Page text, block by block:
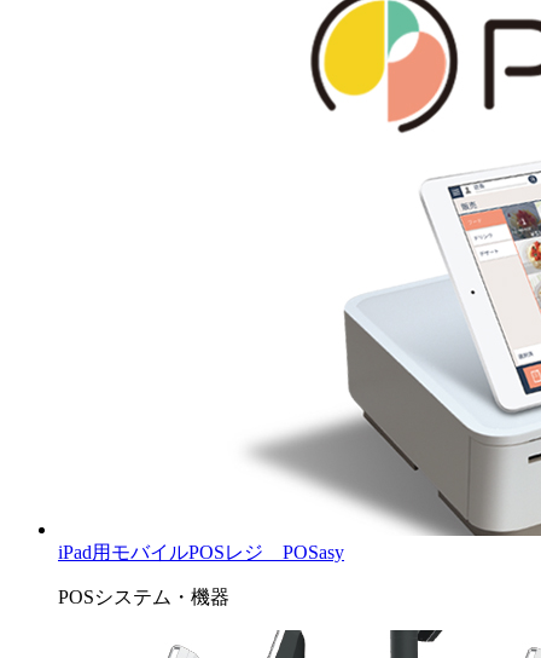
iPad用モバイルPOSレジ POSasy
POSシステム・機器